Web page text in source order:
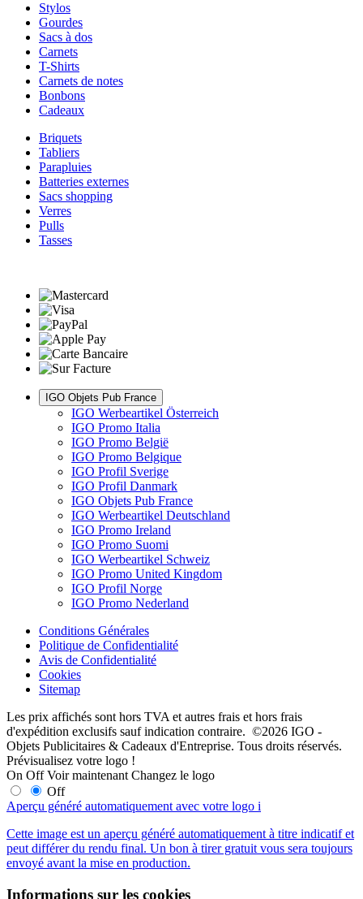
Stylos
Gourdes
Sacs à dos
Carnets
T-Shirts
Carnets de notes
Bonbons
Cadeaux
Briquets
Tabliers
Parapluies
Batteries externes
Sacs shopping
Verres
Pulls
Tasses
IGO Objets Pub France
IGO Werbeartikel Österreich
IGO Promo Italia
IGO Promo België
IGO Promo Belgique
IGO Profil Sverige
IGO Profil Danmark
IGO Objets Pub France
IGO Werbeartikel Deutschland
IGO Promo Ireland
IGO Promo Suomi
IGO Werbeartikel Schweiz
IGO Promo United Kingdom
IGO Profil Norge
IGO Promo Nederland
Conditions Générales
Politique de Confidentialité
Avis de Confidentialité
Cookies
Sitemap
Les prix affichés sont hors TVA et autres frais et hors frais
d'expédition exclusifs sauf indication contraire. ©2026 IGO -
Objets Publicitaires & Cadeaux d'Entreprise. Tous droits réservés.
Prévisualisez votre logo !
On Off Voir maintenant Changez le logo
Off
Aperçu généré automatiquement avec votre logo i
Cette image est un aperçu généré automatiquement à titre indicatif et
peut différer du rendu final. Un bon à tirer gratuit vous sera toujours
envoyé avant la mise en production.
Informations sur les cookies